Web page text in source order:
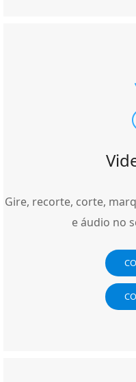
Gire, recorte, corte,
e áudio no